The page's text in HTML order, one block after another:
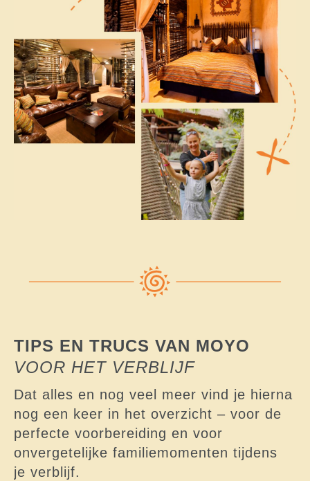
TIPS EN TRUCS VAN MOYO
VOOR HET VERBLIJF
Dat alles en nog veel meer vind je hierna
nog een keer in het overzicht – voor de
perfecte voorbereiding en voor
onvergetelijke familiemomenten tijdens
je verblijf.